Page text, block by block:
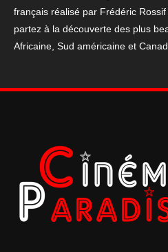
cm
français réalisé par Frédéric
partez à la découverte des plus
Africaine, Sud américaine et